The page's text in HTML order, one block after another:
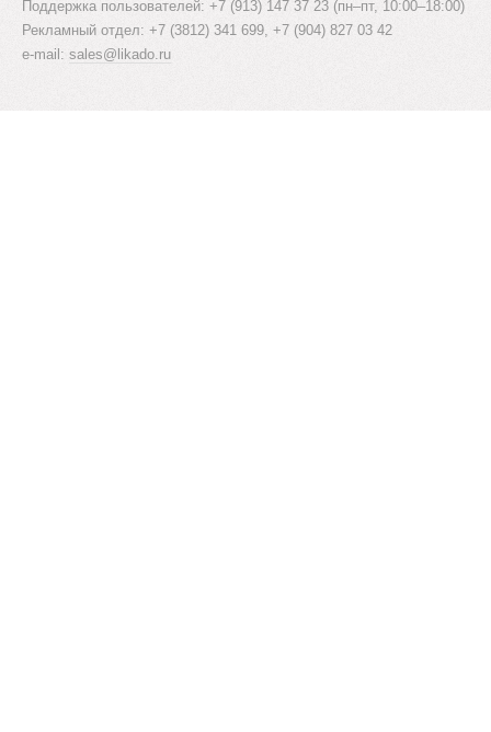
Поддержка пользователей: +7 (913) 147 37 23 (пн–пт, 10:00–18:00)
Рекламный отдел: +7 (3812) 341 699, +7 (904) 827 03 42
e-mail: sales@likado.ru